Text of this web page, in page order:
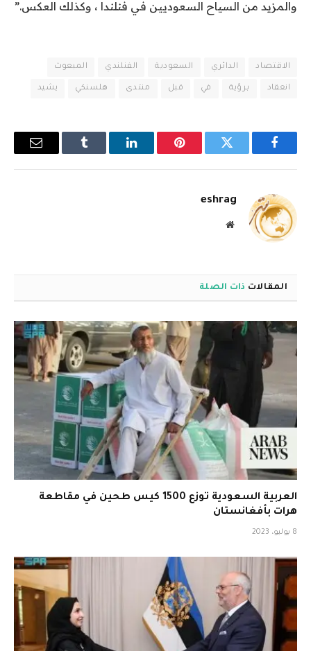
والمزيد من السياح السعوديين في فنلندا ، وكذلك العكس.”
الاقتصاد الدائري السعودية الفنلندي المبعوث
انعقاد برؤية في قبل منتدى هلسنكي يشيد
فيسبوك تويتر بينتيريستلينكدإن Tumblr
البريد
eshrag
موقع
المقالات ذات الصلة
العربية السعودية توزع 1500 كيس طحين في مقاطعة
هرات بأفغانستان
8 يوليو، 2023